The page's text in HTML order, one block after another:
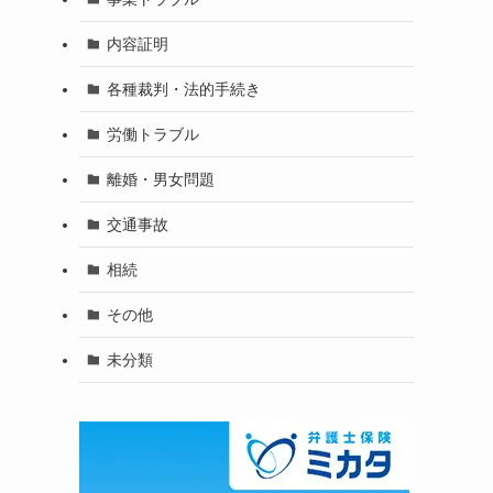
内容証明
各種裁判・法的手続き
労働トラブル
離婚・男女問題
交通事故
相続
その他
未分類